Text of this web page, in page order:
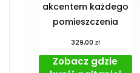
akcentem każdego
pomieszczenia
329,00 zł
Zobacz gdzie